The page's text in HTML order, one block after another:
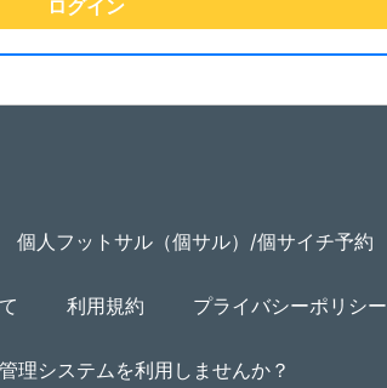
個人フットサル（個サル）/個サイチ予約
利用規約 プライバシーポリシー
理システムを利用しませんか？